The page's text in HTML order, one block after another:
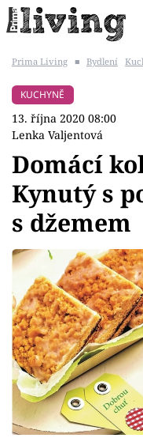
BYDLENÍ SLAVNÝCH
Témata
Bydlení
Zahrada
Design
Sledujte prima+
Přihlášení
Prima Living ■ Bydlení
KUCHYNĚ
13. října 2020 08:00
Lenka Valjentová
Domácí
Kynutý s
s džemem